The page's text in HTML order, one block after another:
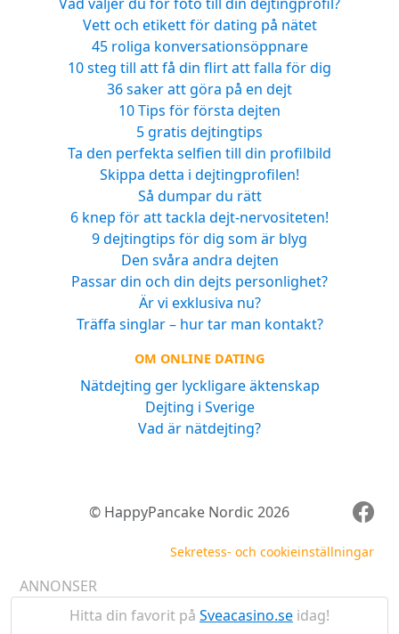
Vett och etikett för dating på nätet
45 roliga konversationsöppnare
10 steg till att få din flirt att falla för dig
36 saker att göra på en dejt
10 Tips för första dejten
5 gratis dejtingtips
Ta den perfekta selfien till din profilbild
Skippa detta i dejtingprofilen!
Så dumpar du rätt
6 knep för att tackla dejt-nervositeten!
9 dejtingtips för dig som är blyg
Den svåra andra dejten
Passar din och din dejts personlighet?
Är vi exklusiva nu?
Träffa singlar – hur tar man kontakt?
OM ONLINE DATING
Nätdejting ger lyckligare äktenskap
Dejting i Sverige
Vad är nätdejting?
© HappyPancake Nordic 2026
Sekretess- och cookieinställningar
ANNONSER
Hitta din favorit på Sveacasino.se idag!